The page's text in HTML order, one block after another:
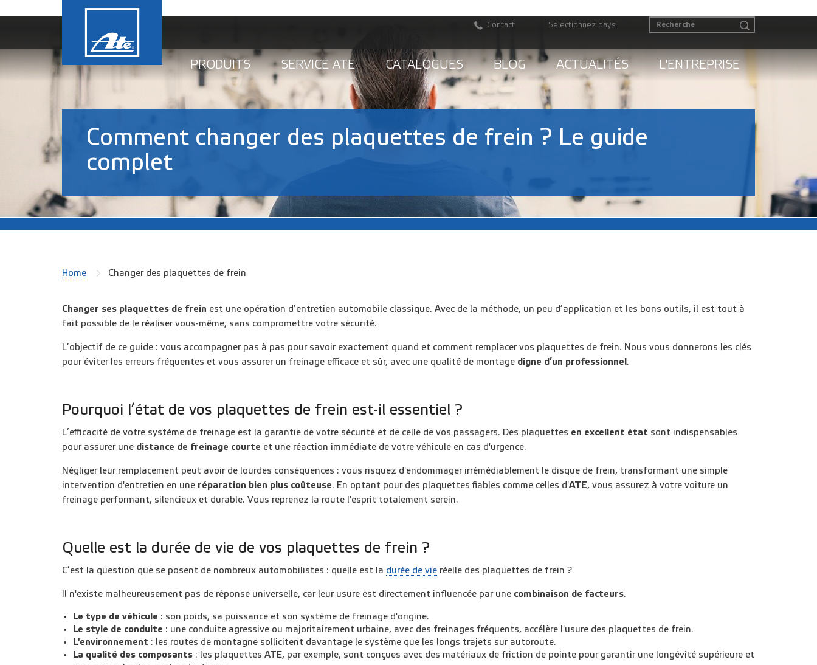
Contact Sélectionnez pays
PRODUITS SERVICE ATE CATALOGUES BLOG ACTUALITÉS L'ENTREPRISE
Comment changer des plaquettes de frein ? Le guide
complet
Home Changer des plaquettes de frein
Changer ses plaquettes de frein est une opération d’entretien automobile classique. Avec de la méthode, un peu d’application et les bons outils, il est tout à
fait possible de le réaliser vous-même, sans compromettre votre sécurité.
L’objectif de ce guide : vous accompagner pas à pas pour savoir exactement quand et comment remplacer vos plaquettes de frein. Nous vous donnerons les clés
pour éviter les erreurs fréquentes et vous assurer un freinage efficace et sûr, avec une qualité de montage digne d’un professionnel .
Pourquoi l’état de vos plaquettes de frein est-il essentiel ?
L’efficacité de votre système de freinage est la garantie de votre sécurité et de celle de vos passagers. Des plaquettes en excellent état sont indispensables
pour assurer une distance de freinage courte et une réaction immédiate de votre véhicule en cas d'urgence.
Négliger leur remplacement peut avoir de lourdes conséquences : vous risquez d'endommager irrémédiablement le disque de frein, transformant une simple
intervention d'entretien en une réparation bien plus coûteuse. En optant pour des plaquettes fiables comme celles d'ATE, vous assurez à votre voiture un
freinage performant, silencieux et durable. Vous reprenez la route l'esprit totalement serein.
Quelle est la durée de vie de vos plaquettes de frein ?
C’est la question que se posent de nombreux automobilistes : quelle est la durée de vie réelle des plaquettes de frein ?
Il n'existe malheureusement pas de réponse universelle, car leur usure est directement influencée par une combinaison de facteurs.
Le type de véhicule : son poids, sa puissance et son système de freinage d'origine.
Le style de conduite : une conduite agressive ou majoritairement urbaine, avec des freinages fréquents, accélère l'usure des plaquettes de frein.
L'environnement : les routes de montagne sollicitent davantage le système que les longs trajets sur autoroute.
La qualité des composants : les plaquettes ATE, par exemple, sont conçues avec des matériaux de friction de pointe pour garantir une longévité supérieure et